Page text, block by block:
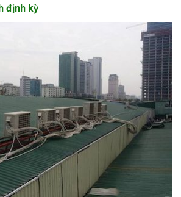
định kỳ